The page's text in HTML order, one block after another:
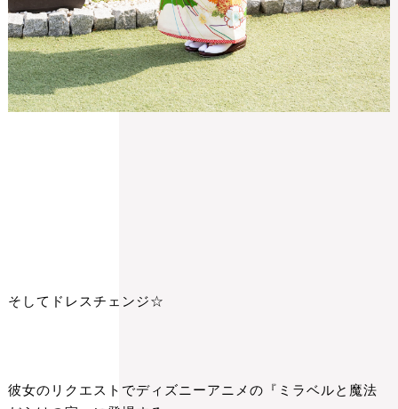
そしてドレスチェンジ☆
彼女のリクエストでディズニーアニメの『ミラベルと魔法